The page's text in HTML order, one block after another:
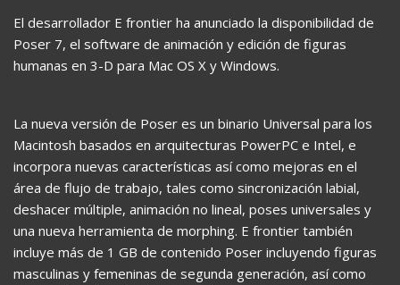
El desarrollador E frontier ha anunciado la disponibilidad de
Poser 7, el software de animación y edición de figuras
humanas en 3-D para Mac OS X y Windows.
La nueva versión de Poser es un binario Universal para los
Macintosh basados en arquitecturas PowerPC e Intel, e
incorpora nuevas características así como mejoras en el
área de flujo de trabajo, tales como sincronización labial,
deshacer múltiple, animación no lineal, poses universales y
una nueva herramienta de morphing. E frontier también
incluye más de 1 GB de contenido Poser incluyendo figuras
masculinas y femeninas de segunda generación, así como